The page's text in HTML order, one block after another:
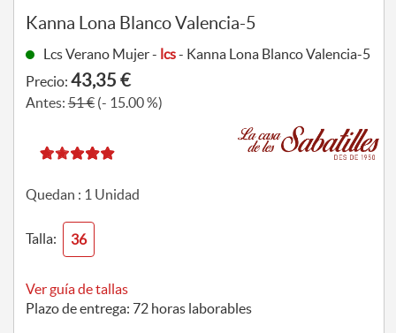
Kanna Lona Blanco Valencia-5
Lcs Verano Mujer - lcs- Kanna Lona Blanco Valencia-5
Precio: 43,35 €
Antes:51 €(- 15.00 %)
Quedan : 1 Unidad
Talla: 36
Ver guía de tallas
Plazo de entrega: 72 horas laborables